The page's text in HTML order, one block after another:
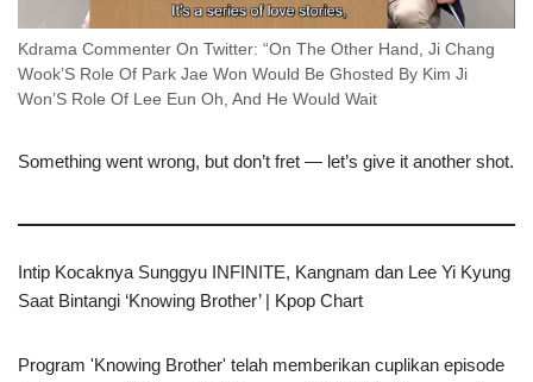
Kdrama Commenter On Twitter: “On The Other Hand, Ji Chang
Wook’S Role Of Park Jae Won Would Be Ghosted By Kim Ji
Won’S Role Of Lee Eun Oh, And He Would Wait
Something went wrong, but don’t fret — let’s give it another shot.
Intip Kocaknya Sunggyu INFINITE, Kangnam dan Lee Yi Kyung
Saat Bintangi ‘Knowing Brother’ | Kpop Chart
Program 'Knowing Brother' telah memberikan cuplikan episode